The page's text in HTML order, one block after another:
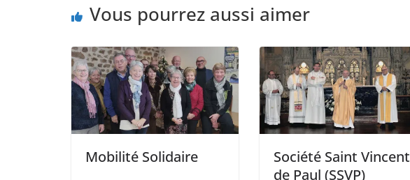
Vous pourrez aussi aimer
Mobilité Solidaire
Société Saint Vincent
de Paul (SSVP)